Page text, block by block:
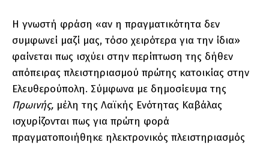
Η γνωστή φράση «αν η πραγματικότητα δεν
συμφωνεί μαζί μας, τόσο χειρότερα για την ίδια»
φαίνεται πως ισχύει στην περίπτωση της δήθεν
απόπειρας πλειστηριασμού πρώτης κατοικίας στην
Ελευθερούπολη. Σύμφωνα με δημοσίευμα της
Πρωινής, μέλη της Λαϊκής Ενότητας Καβάλας
ισχυρίζονται πως για πρώτη φορά
πραγματοποιήθηκε ηλεκτρονικός πλειστηριασμός